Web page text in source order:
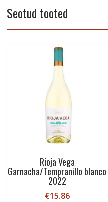
Seotud tooted
Rioja Vega
Garnacha/Tempranillo blanco
2022
€15.86